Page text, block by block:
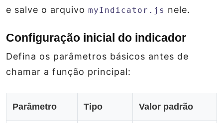
e salve o arquivo myIndicator.js nele.
Configuração inicial do indicador
Defina os parâmetros básicos antes de
chamar a função principal:
Parâmetro Tipo Valor padrão